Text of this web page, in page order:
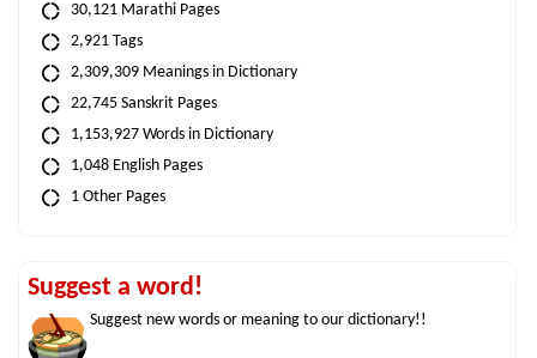
30,121 Marathi Pages
2,921 Tags
2,309,309 Meanings in Dictionary
22,745 Sanskrit Pages
1,153,927 Words in Dictionary
1,048 English Pages
1 Other Pages
Suggest a word!
Suggest new words or meaning to our dictionary!!